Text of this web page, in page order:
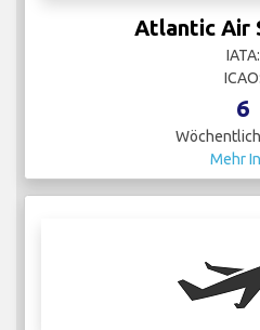
Atlantic Air
IATA:
ICAO:
6
Mehr